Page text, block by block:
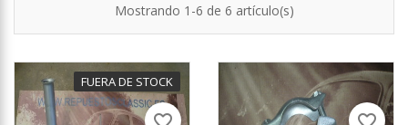
Mostrando 1-6 de 6 artículo(s)
FUERA DE STOCK